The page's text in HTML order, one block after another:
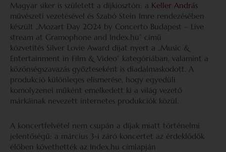
Magyar siker is született a díjkiosztón: a Keller András
művészeti vezetésével és Szabó Stein Imre rendezésében
készült „Mozart Day 2024 by Concerto Budapest – Live
stream at Gramophone and Index.hu” című
közvetítés Silver Lovie Award díjat nyert a „Music &
Entertainment in Film & Video” kategóriában, valamint a
közönségszavazás győzteseként is diadalmaskodott. A
produkció különleges elismerése, hogy egyedüli
komolyzenei műként emelkedett ki a világ vezető
márkáinak nevezett internetes produkciók közül.
A koncertfelvétel nem csupán a díjak miatt történelmi
jelentőségű: a március 3-i záró koncertet az érdeklődők
élőben követhették az Index.hu címlapján